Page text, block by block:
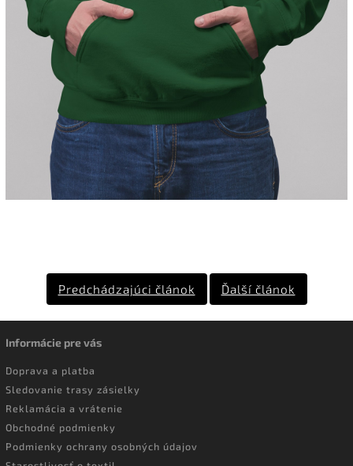
Predchádzajúci článok Ďalší článok
Informácie pre vás
Doprava a platba
Sledovanie trasy zásielky
Reklamácia a vrátenie
Obchodné podmienky
Podmienky ochrany osobných údajov